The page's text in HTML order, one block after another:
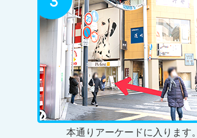
本通りアーケードに入ります。